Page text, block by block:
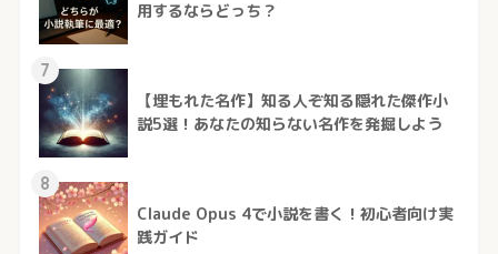
用するならどっち？
7
【埋もれた名作】知る人ぞ知る隠れた傑作小
説5選！あなたの知らない名作を発掘しよう
8
Claude Opus 4で小説を書く！初心者向け実
践ガイド